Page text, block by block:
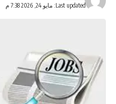
Last updated: مايو 24, 2026 7:38 م